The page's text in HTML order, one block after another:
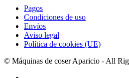
Pagos
Condiciones de uso
Envíos
Aviso legal
Política de cookies (UE)
© Máquinas de coser Aparicio - All